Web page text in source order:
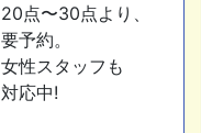
20点〜30点より、
要予約。
女性スタッフも
対応中!